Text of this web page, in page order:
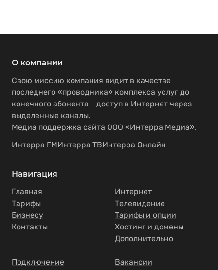
О компании
Свою миссию компания видит в качестве
последнего «проводника» комплекса услуг до
конечного абонента - доступ в Интернет через
выделенные каналы.
Медиа поддержка сайта ООО «Интерра Медиа».
Интерра FMИнтерра ТВИнтерра Онлайн
Навигация
Главная
Тарифы
Бизнесу
Контакты
Интернет
Телевидение
Тарифы и опции
Хостинг и домены
Дополнительно
Подключение
Вакансии